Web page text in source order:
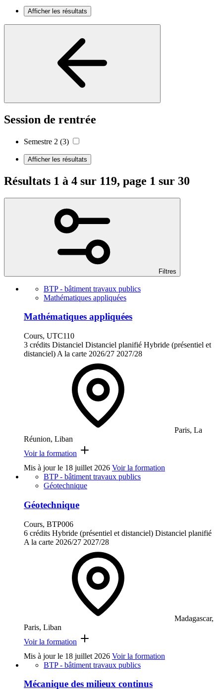
Afficher les résultats
Session de rentrée
Semestre 2 (3)
Afficher les résultats
Résultats 1 à 4 sur 119, page 1 sur 30
Filtres
BTP - bâtiment travaux publics
Mathématiques appliquées
Mathématiques appliquées
Cours, UTC110
3 crédits Distanciel Distanciel planifié Hybride (présentiel et
distanciel) A la carte 2026/27 2027/28
Paris, La
Réunion, Liban
Voir la formation
Mis à jour le 18 juillet 2026 Voir la formation
BTP - bâtiment travaux publics
Géotechnique
Géotechnique
Cours, BTP006
6 crédits Hybride (présentiel et distanciel) Distanciel planifié
A la carte 2026/27 2027/28
Madagascar,
Paris, Liban
Voir la formation
Mis à jour le 18 juillet 2026 Voir la formation
BTP - bâtiment travaux publics
Mécanique des milieux continus